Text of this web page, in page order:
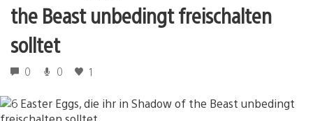
the Beast unbedingt freischalten
solltet
0 0 1